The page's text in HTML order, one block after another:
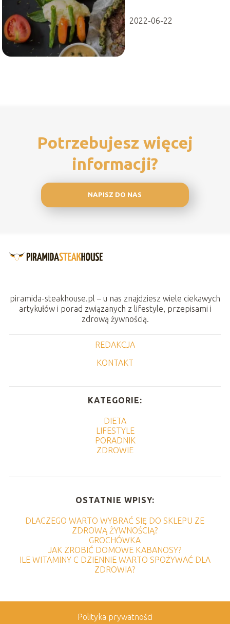
konsystencję
2022-06-22
Potrzebujesz więcej
informacji?
NAPISZ DO NAS
piramida-steakhouse.pl – u nas znajdziesz wiele ciekawych
artykułów i porad związanych z lifestyle, przepisami i
zdrową żywnością.
REDAKCJA
KONTAKT
KATEGORIE:
DIETA
LIFESTYLE
PORADNIK
ZDROWIE
OSTATNIE WPISY:
DLACZEGO WARTO WYBRAĆ SIĘ DO SKLEPU ZE
ZDROWĄ ŻYWNOŚCIĄ?
GROCHÓWKA
JAK ZROBIĆ DOMOWE KABANOSY?
ILE WITAMINY C DZIENNIE WARTO SPOŻYWAĆ DLA
ZDROWIA?
Polityka prywatności